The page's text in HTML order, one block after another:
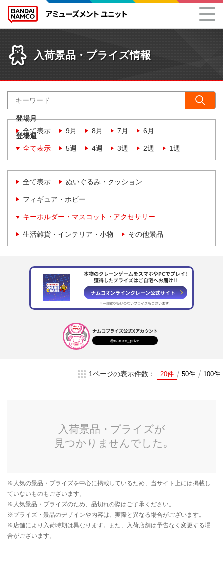
入荷景品・プライズ情報
登場月
全て表示
9月 8月 7月 6月
登場週
全て表示
5週 4週 3週 2週 1週
全て表示 ぬいぐるみ・クッション
フィギュア・ホビー
キーホルダー・マスコット・アクセサリー
生活雑貨・インテリア・小物 その他景品
本物のクレーンゲームをスマホやPCでプレイ!
獲得したプライズはご自宅へお届け!!
ナムコオンラインクレーン公式サイト
※一部取り扱いのないプライズもございます。
ナムコプライズ公式Xアカウント
@namco_prize
1ページの表示件数： 20件 50件 100件